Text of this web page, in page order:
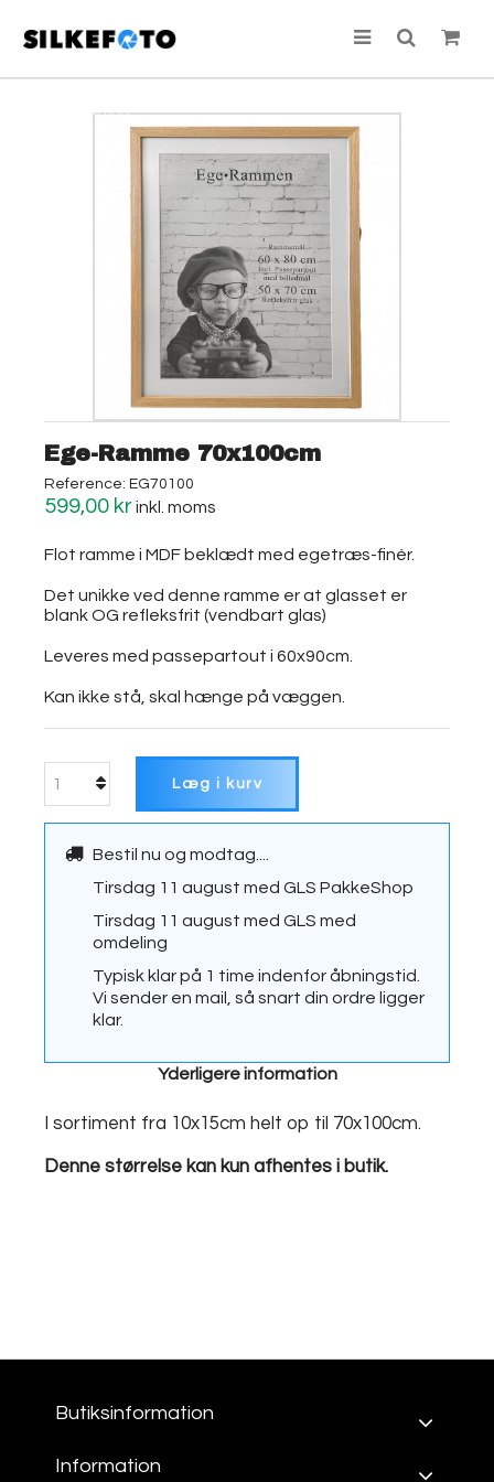
TILBUD!
Ege-Ramme 70x100cm
Reference: EG70100
599,00 krinkl. moms
Flot ramme i MDF beklædt med egetræs-finér.
Det unikke ved denne ramme er at glasset er
blank OG refleksfrit (vendbart glas)
Leveres med passepartout i 60x90cm.
Kan ikke stå, skal hænge på væggen.
Læg i kurv
Bestil nu og modtag....
Typisk klar på 1 time indenfor åbningstid.
Vi sender en mail, så snart din ordre ligger
klar.
Tirsdag 11 august med GLS PakkeShop
Tirsdag 11 august med GLS med
omdeling
Yderligere information
I sortiment fra 10x15cm helt op til 70x100cm.
Denne størrelse kan kun afhentes i butik.
Butiksinformation
Information